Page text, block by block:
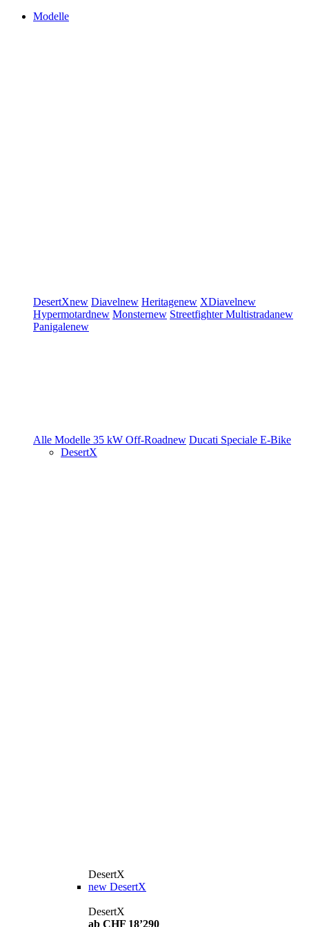
Modelle
DesertXnew Diavelnew Heritagenew XDiavelnew
Hypermotardnew Monsternew StreetfighterMultistradanew
Panigalenew
Alle Modelle 35 kW Off-Roadnew Ducati Speciale E-Bike
DesertX
DesertX
new DesertX
DesertX
ab CHF 18’290